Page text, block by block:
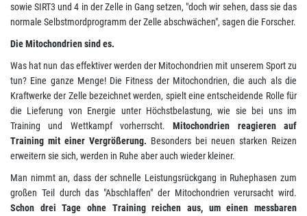
sowie SIRT3 und 4 in der Zelle in Gang setzen, "doch wir sehen, dass sie das
normale Selbstmordprogramm der Zelle abschwächen", sagen die Forscher.
Die Mitochondrien sind es.
Was hat nun das effektiver werden der Mitochondrien mit unserem Sport zu
tun? Eine ganze Menge! Die Fitness der Mitochondrien, die auch als die
Kraftwerke der Zelle bezeichnet werden, spielt eine entscheidende Rolle für
die Lieferung von Energie unter Höchstbelastung, wie sie bei uns im
Training und Wettkampf vorherrscht.Mitochondrien reagieren auf
Training mit einer Vergrößerung. Besonders bei neuen starken Reizen
erweitern sie sich, werden in Ruhe aber auch wieder kleiner.
Man nimmt an, dass der schnelle Leistungsrückgang in Ruhephasen zum
großen Teil durch das "Abschlaffen" der Mitochondrien verursacht wird.
Schon drei Tage ohne Training reichen aus, um einen messbaren